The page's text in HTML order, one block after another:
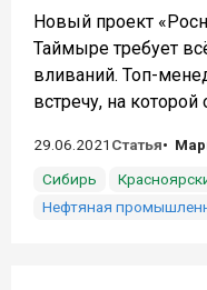
Новый проект
Таймыре требует
вливаний. Топ-
встречу, на которой
29.06.2021 Статья
Сибирь
Нефтяная